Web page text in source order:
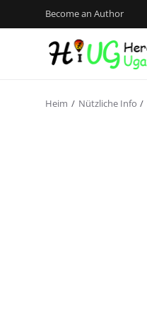
Become an Author
Heim Nützliche Info